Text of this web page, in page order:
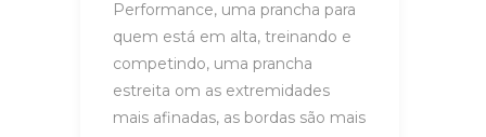
Performance, uma prancha para
quem está em alta, treinando e
competindo, uma prancha
estreita om as extremidades
mais afinadas, as bordas são mais